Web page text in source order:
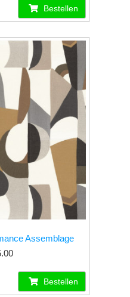
Bestellen
Assemblage
Bestellen